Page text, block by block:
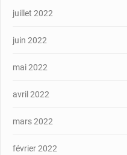
juillet 2022
juin 2022
mai 2022
avril 2022
mars 2022
février 2022